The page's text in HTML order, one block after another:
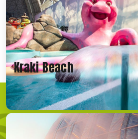
Kraki Beach